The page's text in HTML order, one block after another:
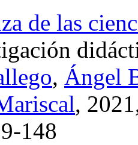
de las
, Ángel
,
148